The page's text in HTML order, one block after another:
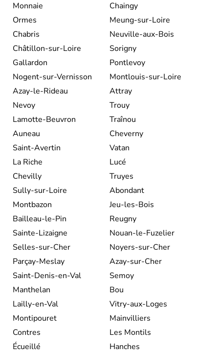
Monnaie
Chaingy
Ormes
Meung-sur-Loire
Chabris
Neuville-aux-Bois
Châtillon-sur-Loire
Sorigny
Gallardon
Pontlevoy
Nogent-sur-Vernisson
Montlouis-sur-Loire
Azay-le-Rideau
Attray
Nevoy
Trouy
Lamotte-Beuvron
Traînou
Auneau
Cheverny
Saint-Avertin
Vatan
La Riche
Lucé
Chevilly
Truyes
Sully-sur-Loire
Abondant
Montbazon
Jeu-les-Bois
Bailleau-le-Pin
Reugny
Sainte-Lizaigne
Nouan-le-Fuzelier
Selles-sur-Cher
Noyers-sur-Cher
Parçay-Meslay
Azay-sur-Cher
Saint-Denis-en-Val
Semoy
Manthelan
Bou
Lailly-en-Val
Vitry-aux-Loges
Montipouret
Mainvilliers
Contres
Les Montils
Écueillé
Hanches